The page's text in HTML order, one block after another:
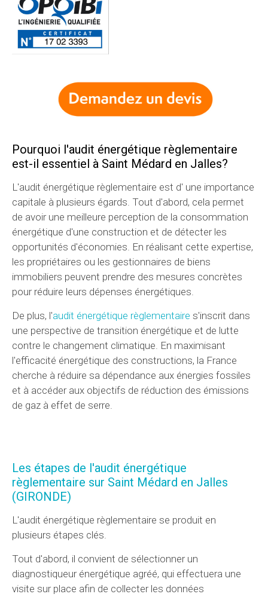
Pourquoi l'audit énergétique règlementaire
est-il essentiel à Saint Médard en Jalles?
L'audit énergétique règlementaire est d' une importance
capitale à plusieurs égards. Tout d'abord, cela permet
de avoir une meilleure perception de la consommation
énergétique d'une construction et de détecter les
opportunités d'économies. En réalisant cette expertise,
les propriétaires ou les gestionnaires de biens
immobiliers peuvent prendre des mesures concrètes
pour réduire leurs dépenses énergétiques.
De plus, l'audit énergétique règlementaire s'inscrit dans
une perspective de transition énergétique et de lutte
contre le changement climatique. En maximisant
l'efficacité énergétique des constructions, la France
cherche à réduire sa dépendance aux énergies fossiles
et à accéder aux objectifs de réduction des émissions
de gaz à effet de serre.
Les étapes de l'audit énergétique
règlementaire sur Saint Médard en Jalles
(GIRONDE)
L'audit énergétique règlementaire se produit en
plusieurs étapes clés.
Tout d'abord, il convient de sélectionner un
diagnostiqueur énergétique agréé, qui effectuera une
visite sur place afin de collecter les données